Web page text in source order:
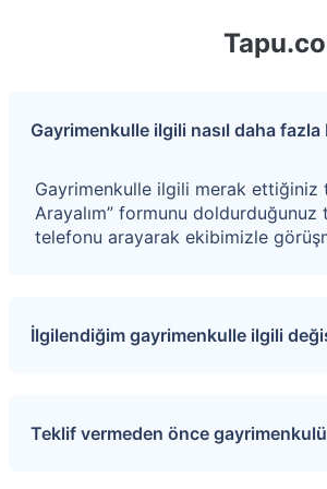
Gayrimenkulle ilgili nasıl daha
Gayrimenkulle ilgili merak ettiğiniz
Arayalım” formunu
telefonu arayarak ekibimizle
İlgilendiğim gayrimenkulle ilgili
Teklif vermeden önce